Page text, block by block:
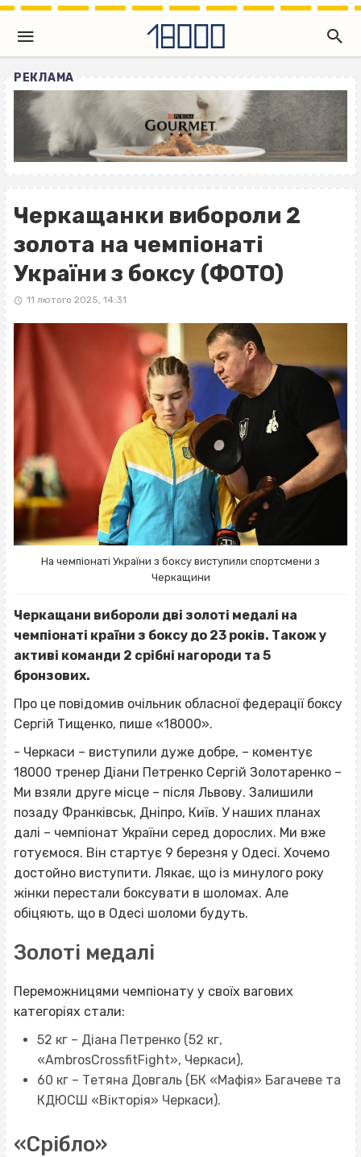
РЕКЛАМА
Черкащанки вибороли 2
золота на чемпіонаті
України з боксу (ФОТО)
11 лютого 2025, 14:31
На чемпіонаті України з боксу виступили спортсмени з
Черкащини
Черкащани вибороли дві золоті медалі на
чемпіонаті країни з боксу до 23 років. Також у
активі команди 2 срібні нагороди та 5
бронзових.
Про це повідомив очільник обласної федерації боксу
Сергій Тищенко, пише «18000».
- Черкаси – виступили дуже добре, – коментує
18000 тренер Діани Петренко Сергій Золотаренко –
Ми взяли друге місце – після Львову. Залишили
позаду Франківськ, Дніпро, Київ. У наших планах
далі – чемпіонат України серед дорослих. Ми вже
готуємося. Він стартує 9 березня у Одесі. Хочемо
достойно виступити. Лякає, що із минулого року
жінки перестали боксувати в шоломах. Але
обіцяють, що в Одесі шоломи будуть.
Золоті медалі
Переможницями чемпіонату у своїх вагових
категоріях стали:
52 кг – Діана Петренко (52 кг,
«AmbrosCrossfitFight», Черкаси),
60 кг – Тетяна Довгаль (БК «Мафія» Багачеве та
КДЮСШ «Вікторія» Черкаси).
«Срібло»